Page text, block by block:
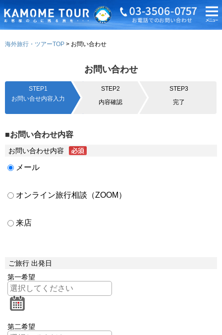
海外旅行・ツアーTOP お問い合わせ
お問い合わせ
STEP1
お問い合せ内容入力
STEP2
内容確認
STEP3
完了
■お問い合わせ内容
お問い合わせ内容
メール
オンライン旅行相談（ZOOM）
来店
ご旅行 出発日
第一希望
第二希望